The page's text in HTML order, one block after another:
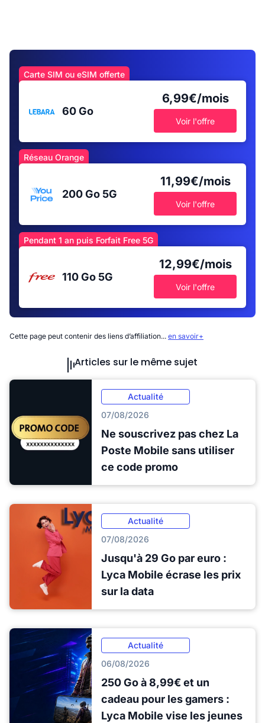
Carte SIM ou eSIM offerte
60 Go
6,99€/mois
Voir l'offre
Réseau Orange
200 Go 5G
11,99€/mois
Voir l'offre
Pendant 1 an puis Forfait Free 5G
110 Go 5G
12,99€/mois
Voir l'offre
Cette page peut contenir des liens d’affiliation... en savoir+
Articles sur le même sujet
Actualité
07/08/2026
Ne souscrivez pas chez La
Poste Mobile sans utiliser
ce code promo
Actualité
07/08/2026
Jusqu'à 29 Go par euro :
Lyca Mobile écrase les prix
sur la data
Actualité
06/08/2026
250 Go à 8,99€ et un
cadeau pour les gamers :
Lyca Mobile vise les jeunes